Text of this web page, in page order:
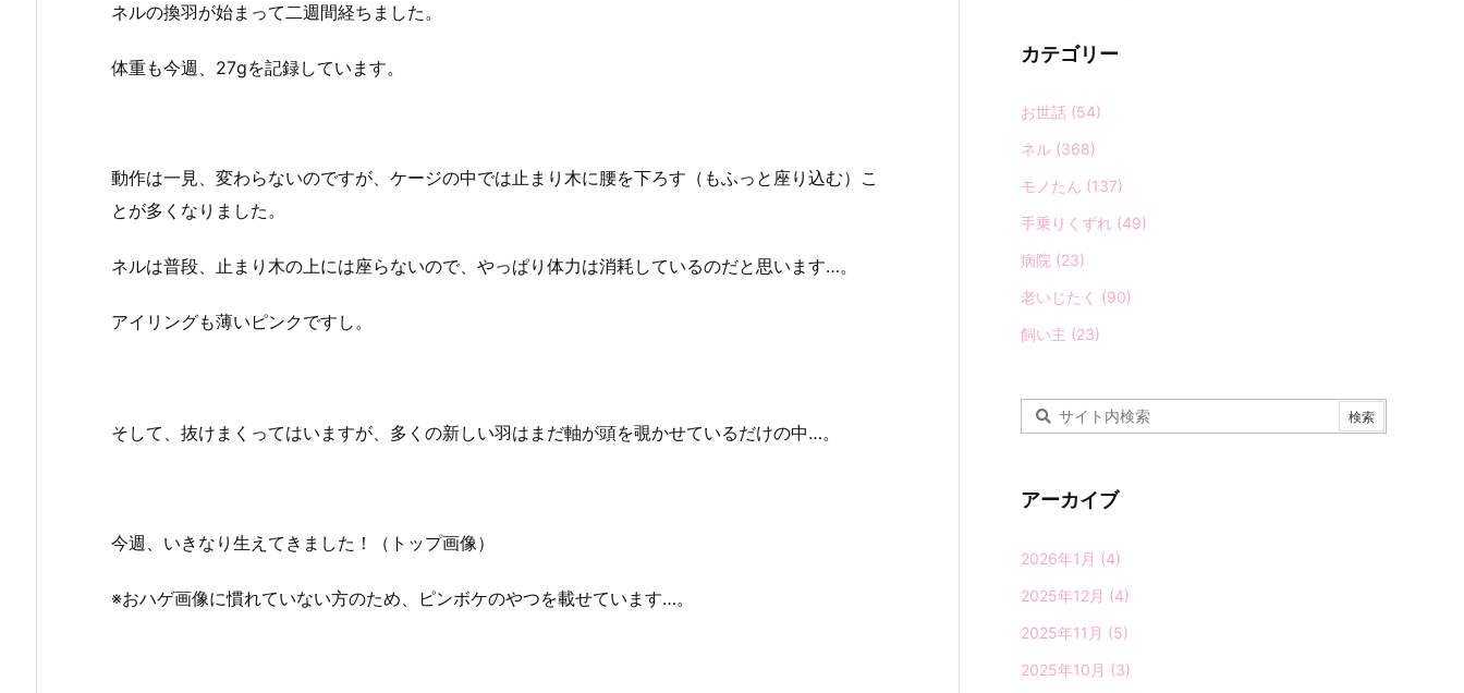
ネルの換羽が始まって二週間経ちました。
体重も今週、27gを記録しています。
動作は一見、変わらないのですが、ケージの中では止まり木に腰を下ろす（もふっと座り込む）こ
とが多くなりました。
ネルは普段、止まり木の上には座らないので、やっぱり体力は消耗しているのだと思います…。
アイリングも薄いピンクですし。
そして、抜けまくってはいますが、多くの新しい羽はまだ軸が頭を覗かせているだけの中…。
今週、いきなり生えてきました！（トップ画像）
※おハゲ画像に慣れていない方のため、ピンボケのやつを載せています…。
カテゴリー
お世話 (54)
ネル (368)
モノたん (137)
手乗りくずれ (49)
病院 (23)
老いじたく (90)
飼い主 (23)
アーカイブ
2026年1月 (4)
2025年12月 (4)
2025年11月 (5)
2025年10月 (3)